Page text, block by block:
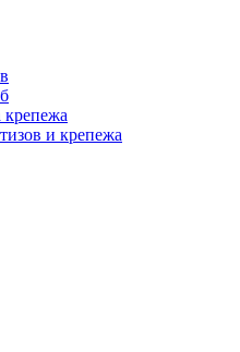
крепежа
и крепежа